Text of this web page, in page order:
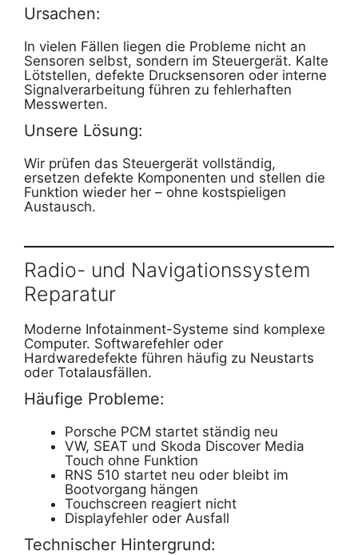
Ursachen:
In vielen Fällen liegen die Probleme nicht an
Sensoren selbst, sondern im Steuergerät. Kalte
Lötstellen, defekte Drucksensoren oder interne
Signalverarbeitung führen zu fehlerhaften
Messwerten.
Unsere Lösung:
Wir prüfen das Steuergerät vollständig,
ersetzen defekte Komponenten und stellen die
Funktion wieder her – ohne kostspieligen
Austausch.
Radio- und Navigationssystem
Reparatur
Moderne Infotainment-Systeme sind komplexe
Computer. Softwarefehler oder
Hardwaredefekte führen häufig zu Neustarts
oder Totalausfällen.
Häufige Probleme:
Porsche PCM startet ständig neu
VW, SEAT und Skoda Discover Media
Touch ohne Funktion
RNS 510 startet neu oder bleibt im
Bootvorgang hängen
Touchscreen reagiert nicht
Displayfehler oder Ausfall
Technischer Hintergrund: